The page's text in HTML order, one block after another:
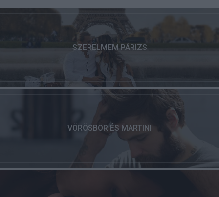
SZERELMEM PÁRIZS
VÖRÖSBOR ÉS MARTINI